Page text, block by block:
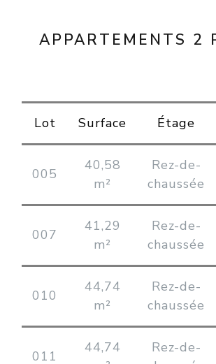
APPARTEMENTS 2
Lot Surface Étage
005
40,58
m²
Rez-de-
chaussée
007
41,29
m²
Rez-de-
chaussée
010
44,74
m²
Rez-de-
chaussée
011
44,74
Rez-de-